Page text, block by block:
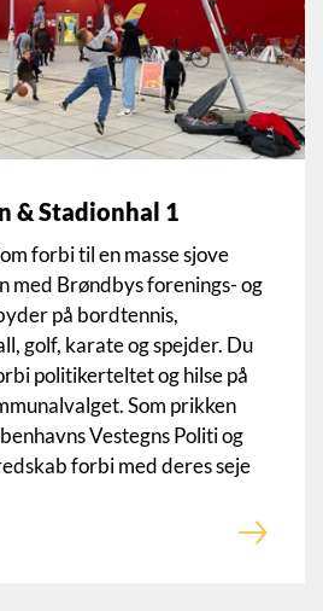
& Stadionhal 1
forbi til en masse sjove
med Brøndbys forenings- og
på bordtennis,
golf, karate og spejder. Du
politikerteltet og hilse på
Som prikken
Vestegns Politi og
forbi med deres seje